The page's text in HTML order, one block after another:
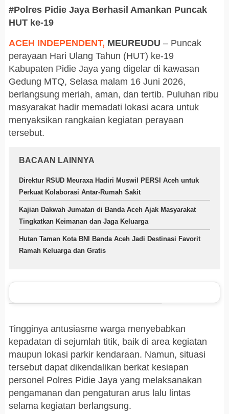
#Polres Pidie Jaya Berhasil Amankan Puncak
HUT ke-19
ACEH INDEPENDENT, MEUREUDU – Puncak
perayaan Hari Ulang Tahun (HUT) ke-19
Kabupaten Pidie Jaya yang digelar di kawasan
Gedung MTQ, Selasa malam 16 Juni 2026,
berlangsung meriah, aman, dan tertib. Puluhan ribu
masyarakat hadir memadati lokasi acara untuk
menyaksikan rangkaian kegiatan perayaan
tersebut.
BACAAN LAINNYA
Direktur RSUD Meuraxa Hadiri Muswil PERSI Aceh untuk
Perkuat Kolaborasi Antar-Rumah Sakit
Kajian Dakwah Jumatan di Banda Aceh Ajak Masyarakat
Tingkatkan Keimanan dan Jaga Keluarga
Hutan Taman Kota BNI Banda Aceh Jadi Destinasi Favorit
Ramah Keluarga dan Gratis
Tingginya antusiasme warga menyebabkan
kepadatan di sejumlah titik, baik di area kegiatan
maupun lokasi parkir kendaraan. Namun, situasi
tersebut dapat dikendalikan berkat kesiapan
personel Polres Pidie Jaya yang melaksanakan
pengamanan dan pengaturan arus lalu lintas
selama kegiatan berlangsung.